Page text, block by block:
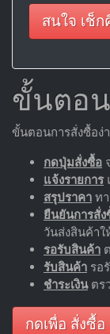
สนใจ เช็
ขั้นตอ
ขั้นตอนการสั่งซื้อง่
กดปุ่มสั่งซื้อ
แจ้งรายการ
สรุปราคา ท
ยืนยันการสั่ง
วันส่งสินค้า
รอรับสินค้า
รับสินค้า รอ
ชำระเงินตร
กดเพื่อ สั่งซื้อ